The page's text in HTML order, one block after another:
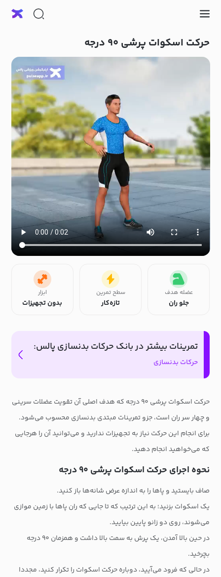
حرکت اسکوات پرشی ۹۰ درجه
عضله هدف
جلو ران
سطح تمرین
تازه‌کار
ابزار
بدون تجهیزات
تمرینات بیشتر در بانک حرکات بدنسازی پالس:
حرکات بدنسازی
حرکت اسکوات پرشی ۹۰ درجه که هدف اصلی آن تقویت عضلات سرینی
و چهار سر ران است، جزو تمرینات مبتدی بدنسازی محسوب می‌شود.
برای انجام این حرکت نیاز به تجهیزات ندارید و می‌توانید آن را هرجایی
که می‌خواهید انجام دهید.
نحوه اجرای حرکت اسکوات پرشی ۹۰ درجه
صاف بایستید و پاها را به اندازه عرض شانه‌ها باز کنید.
یک اسکوات بزنید؛ به این ترتیب که تا جایی که ران پاها با زمین موازی
می‌شوند، روی دو زانو پایین بیایید.
در حین بالا آمدن، یک پرش به سمت بالا داشت و همزمان ۹۰ درجه
بچرخید.
در حالی که فرود می‌آیید، دوباره حرکت اسکوات را تکرار کنید، مجددا